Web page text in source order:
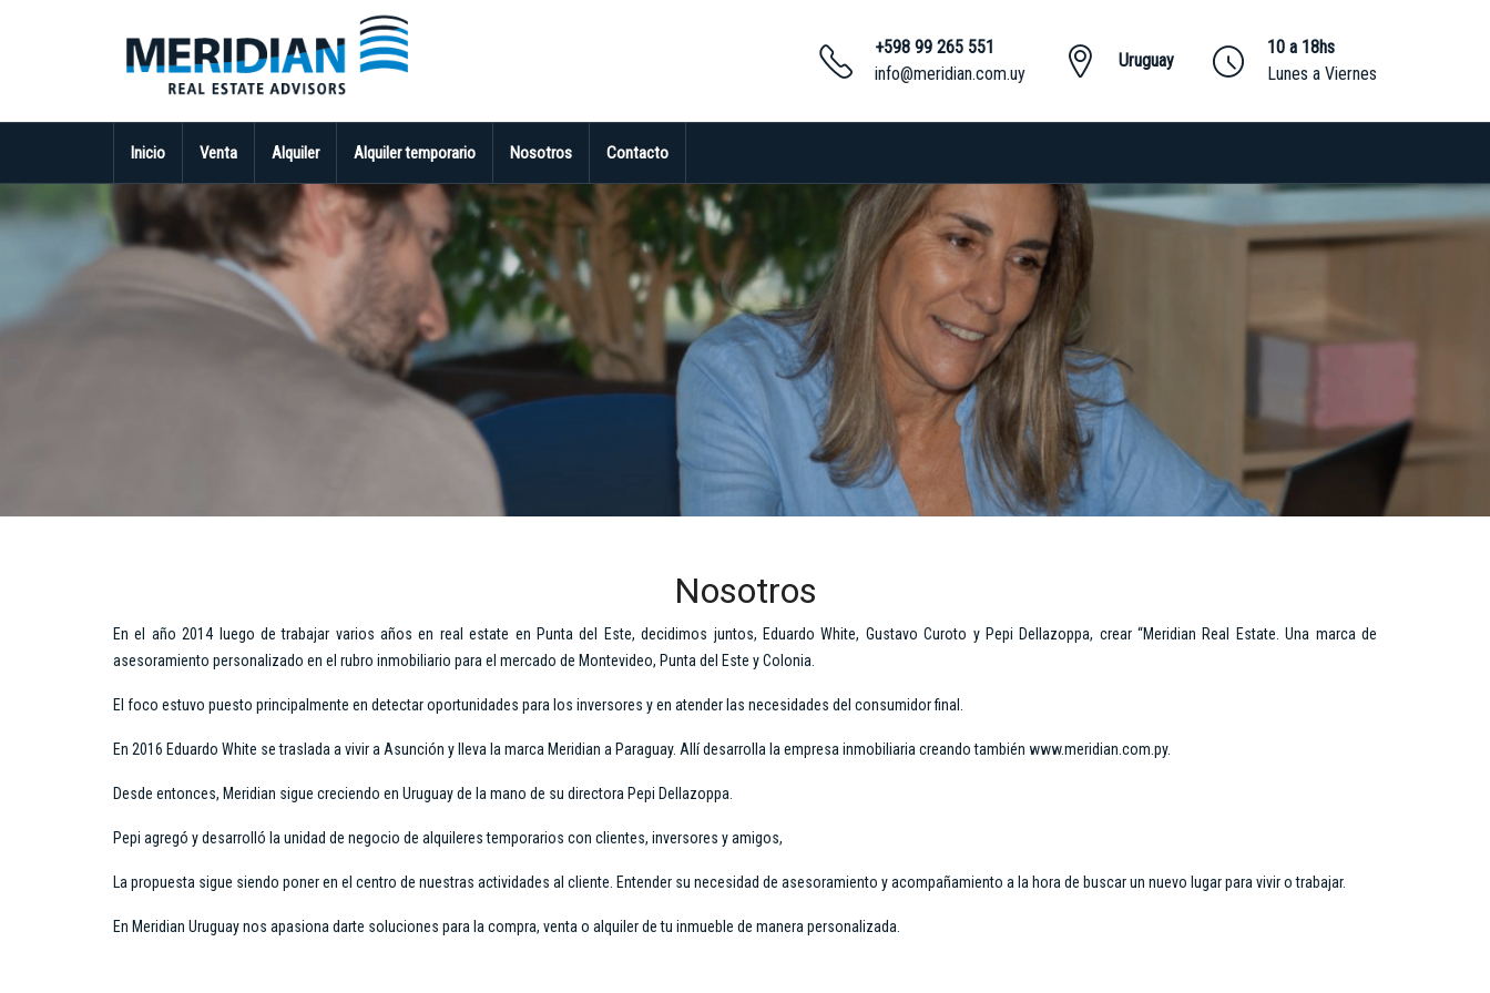
+598 99 265 551
info@meridian.com.uy
Uruguay
10 a 18hs
Lunes a Viernes
Inicio Venta Alquiler Alquiler temporario Nosotros Contacto
Nosotros
En el año 2014 luego de trabajar varios años en real estate en Punta del Este, decidimos juntos, Eduardo White, Gustavo Curoto y Pepi Dellazoppa, crear “Meridian Real Estate. Una marca de
asesoramiento personalizado en el rubro inmobiliario para el mercado de Montevideo, Punta del Este y Colonia.
El foco estuvo puesto principalmente en detectar oportunidades para los inversores y en atender las necesidades del consumidor final.
En 2016 Eduardo White se traslada a vivir a Asunción y lleva la marca Meridian a Paraguay. Allí desarrolla la empresa inmobiliaria creando también www.meridian.com.py.
Desde entonces, Meridian sigue creciendo en Uruguay de la mano de su directora Pepi Dellazoppa.
Pepi agregó y desarrolló la unidad de negocio de alquileres temporarios con clientes, inversores y amigos,
La propuesta sigue siendo poner en el centro de nuestras actividades al cliente. Entender su necesidad de asesoramiento y acompañamiento a la hora de buscar un nuevo lugar para vivir o trabajar.
En Meridian Uruguay nos apasiona darte soluciones para la compra, venta o alquiler de tu inmueble de manera personalizada.